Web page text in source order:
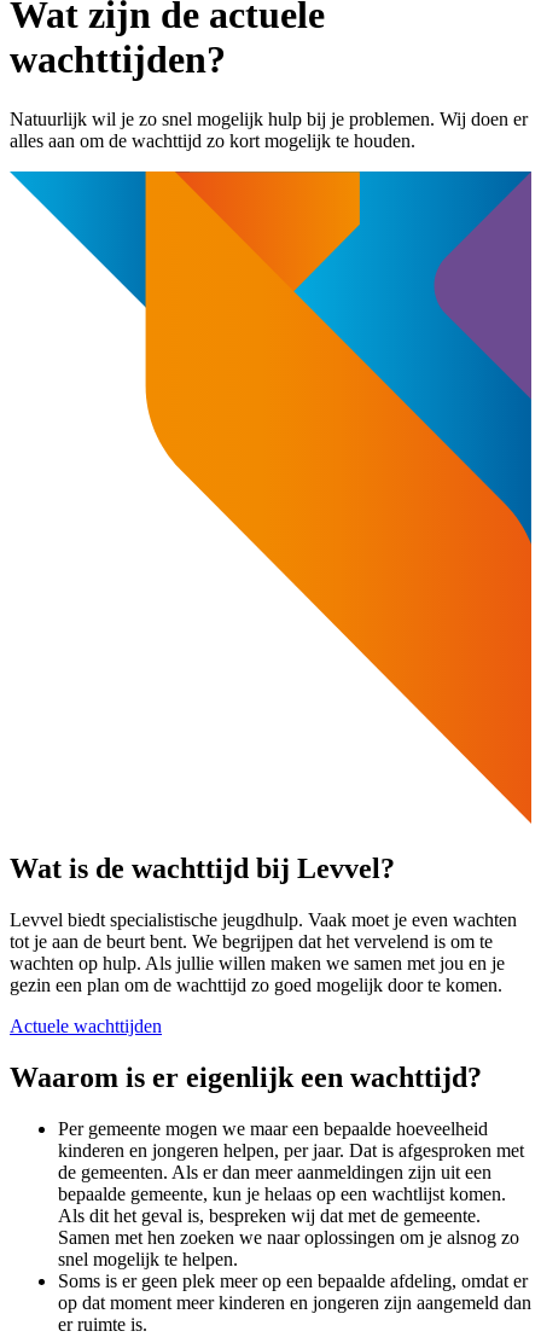
Wat zijn de actuele
wachttijden?
Natuurlijk wil je zo snel mogelijk hulp bij je problemen. Wij doen er
alles aan om de wachttijd zo kort mogelijk te houden.
Wat is de wachttijd bij Levvel?
Levvel biedt specialistische jeugdhulp. Vaak moet je even wachten
tot je aan de beurt bent. We begrijpen dat het vervelend is om te
wachten op hulp. Als jullie willen maken we samen met jou en je
gezin een plan om de wachttijd zo goed mogelijk door te komen.
Actuele wachttijden
Waarom is er eigenlijk een wachttijd?
Per gemeente mogen we maar een bepaalde hoeveelheid
kinderen en jongeren helpen, per jaar. Dat is afgesproken met
de gemeenten. Als er dan meer aanmeldingen zijn uit een
bepaalde gemeente, kun je helaas op een wachtlijst komen.
Als dit het geval is, bespreken wij dat met de gemeente.
Samen met hen zoeken we naar oplossingen om je alsnog zo
snel mogelijk te helpen.
Soms is er geen plek meer op een bepaalde afdeling, omdat er
op dat moment meer kinderen en jongeren zijn aangemeld dan
er ruimte is.